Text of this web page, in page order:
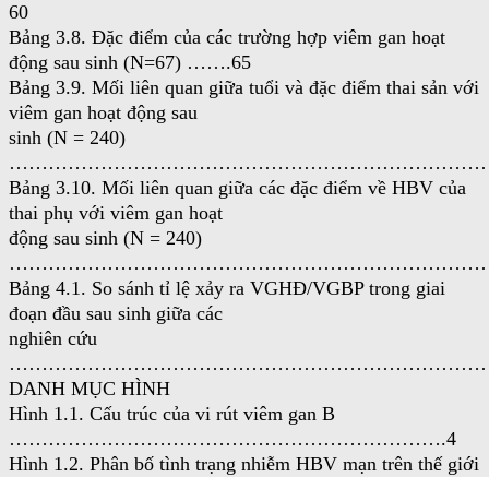
60
Bảng 3.8. Đặc điểm của các trường hợp viêm gan hoạt
động sau sinh (N=67) …….65
Bảng 3.9. Mối liên quan giữa tuổi và đặc điểm thai sản với
viêm gan hoạt động sau
sinh (N = 240)
Bảng 3.10. Mối liên quan giữa các đặc điểm về HBV của
thai phụ với viêm gan hoạt
động sau sinh (N = 240)
Bảng 4.1. So sánh tỉ lệ xảy ra VGHĐ/VGBP trong giai
đoạn đầu sau sinh giữa các
nghiên cứu
DANH MỤC HÌNH
Hình 1.1. Cấu trúc của vi rút viêm gan B
………………………………………………………….4
Hình 1.2. Phân bố tình trạng nhiễm HBV mạn trên thế giới